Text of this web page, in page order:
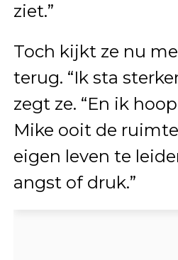
ziet.”
Toch kijkt ze nu
terug. “Ik sta
zegt ze. “En ik
Mike ooit de
eigen leven te
angst of druk.”